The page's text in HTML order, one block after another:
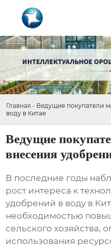
Главная - Ведущие покупатели
воду в Китае
Ведущие
внесения
В последние годы
рост интереса к
удобрений в воду в
необходимостью
сельского хозяйства,
использования